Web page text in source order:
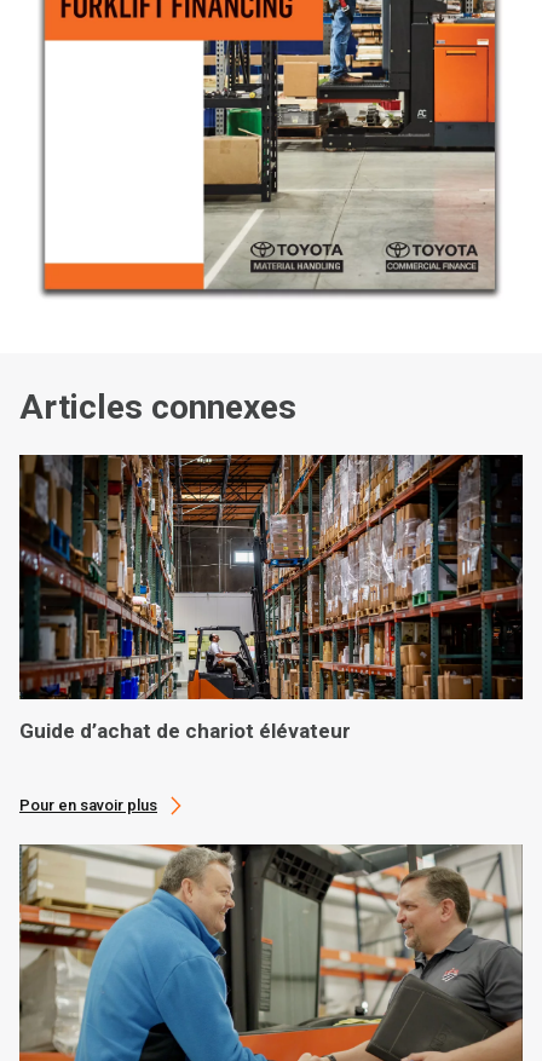
Articles connexes
Guide d’achat de chariot élévateur
Pour en savoir plus